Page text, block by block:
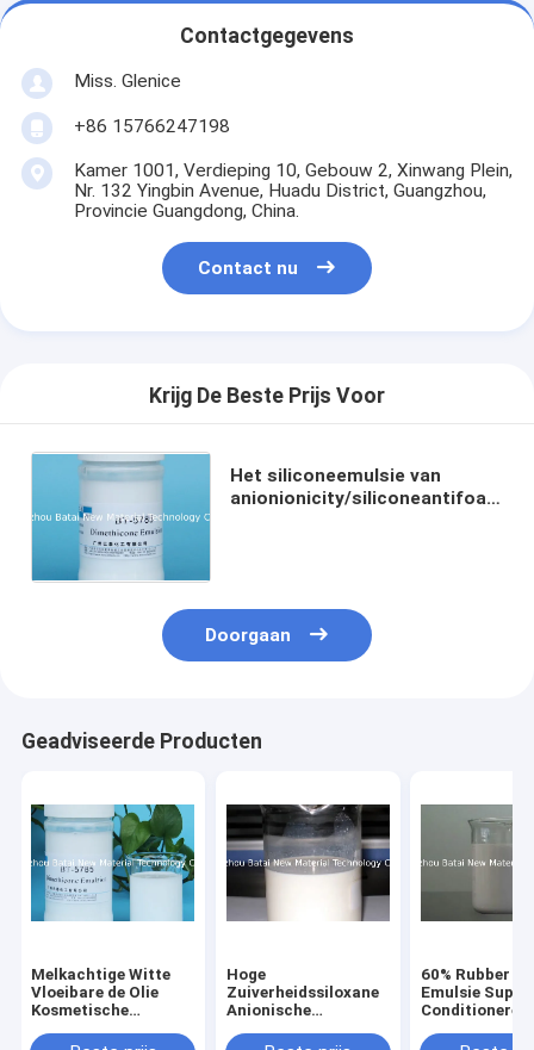
Contactgegevens
Miss. Glenice
+86 15766247198
Kamer 1001, Verdieping 10, Gebouw 2, Xinwang Plein,
Nr. 132 Yingbin Avenue, Huadu District, Guangzhou,
Provincie Guangdong, China.
Contact nu
Krijg De Beste Prijs Voor
Het siliconeemulsie van
anionionicity/siliconeantifoam
Doorgaan
Geadviseerde Producten
Melkachtige Witte
Vloeibare de Olie
Kosmetische
MSDS van de
Hoge
Zuiverheidssiloxane
Anionische
Emulsie BT-5785 van
60% Rubber de
Emulsie
stevige